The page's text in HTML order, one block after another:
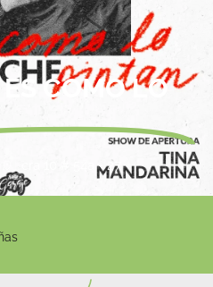
ES COMO LO
cra 10 # 54a - 27